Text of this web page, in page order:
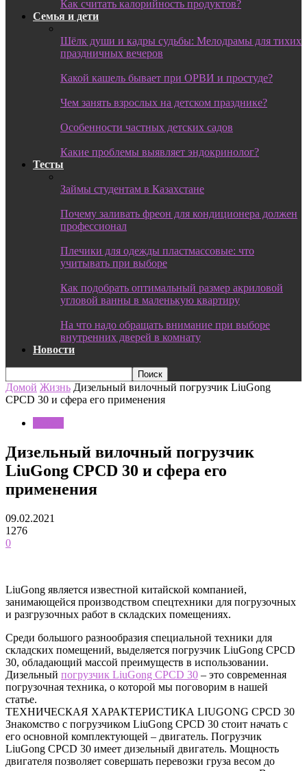
Как считать калорийность продуктов?
Семья и дети
Шёлк души и кадры судьбы: Мелодрамы для тихих
праздничных вечеров
Какой кашель бывает при ОРВИ и простуде?
Чем занять взрослых на детском празднике?
Особенности частных детских садов
Какие проблемы выявляет эндокринолог?
Тесты
Займы студентам в Казахстане
Почему заливать фреон для кондиционера должен
профессионал
Плечики для одежды пластмассовые: что
учитывать при выборе
Как подобрать оптимальный размер акриловой
угловой ванны в маленькую квартиру
На что надо обращать внимание при выборе
внутренних дверей в комнату
Новости
Домой Жизнь Дизельный вилочный погрузчик LiuGong
CPCD 30 и сфера его применения
Дизельный вилочный погрузчик
LiuGong CPCD 30 и сфера его
применения
09.02.2021
1276
0
LiuGong является известной китайской компанией,
занимающейся производством спецтехники для погрузочных
и разгрузочных работ в складских помещениях.
Среди большого разнообразия специальной техники для
складских помещений, выделяется погрузчик LiuGong CPCD
30, обладающий массой преимуществ в использовании.
Дизельный погрузчик LiuGong CPCD 30 – это современная
погрузочная техника, о которой мы поговорим в нашей
статье.
ТЕХНИЧЕСКАЯ ХАРАКТЕРИСТИКА LIUGONG CPCD 30
Знакомство с погрузчиком LiuGong CPCD 30 стоит начать с
его основной комплектующей – двигатель. Погрузчик
LiuGong CPCD 30 имеет дизельный двигатель. Мощность
двигателя позволяет совершать перевозки груза весом до